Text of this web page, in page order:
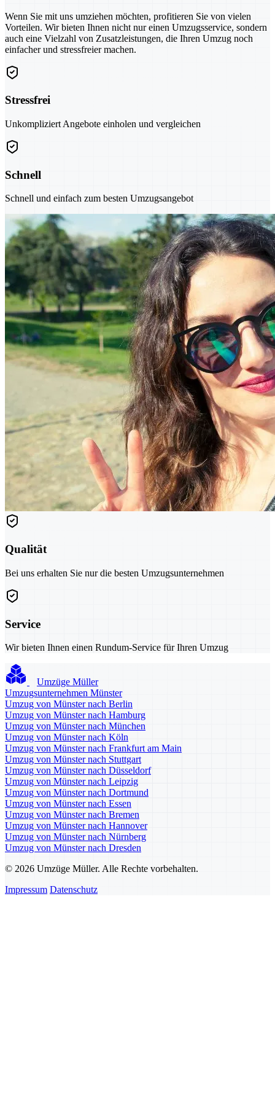
Wenn Sie mit uns umziehen möchten, profitieren Sie von vielen
Vorteilen. Wir bieten Ihnen nicht nur einen Umzugsservice, sondern
auch eine Vielzahl von Zusatzleistungen, die Ihren Umzug noch
einfacher und stressfreier machen.
Stressfrei
Unkompliziert Angebote einholen und vergleichen
Schnell
Schnell und einfach zum besten Umzugsangebot
Qualität
Bei uns erhalten Sie nur die besten Umzugsunternehmen
Service
Wir bieten Ihnen einen Rundum-Service für Ihren Umzug
Umzüge Müller
Umzugsunternehmen Münster
Umzug von Münster nach Berlin
Umzug von Münster nach Hamburg
Umzug von Münster nach München
Umzug von Münster nach Köln
Umzug von Münster nach Frankfurt am Main
Umzug von Münster nach Stuttgart
Umzug von Münster nach Düsseldorf
Umzug von Münster nach Leipzig
Umzug von Münster nach Dortmund
Umzug von Münster nach Essen
Umzug von Münster nach Bremen
Umzug von Münster nach Hannover
Umzug von Münster nach Nürnberg
Umzug von Münster nach Dresden
© 2026 Umzüge Müller. Alle Rechte vorbehalten.
Impressum Datenschutz